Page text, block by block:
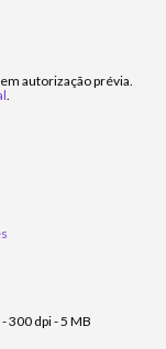
autorização prévia.
.
300 dpi - 5 MB